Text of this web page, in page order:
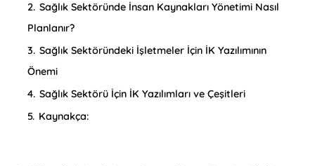
2. Sağlık Sektöründe İnsan Kaynakları Yönetimi Nasıl
Planlanır?
3. Sağlık Sektöründeki İşletmeler İçin İK Yazılımının
Önemi
4. Sağlık Sektörü İçin İK Yazılımları ve Çeşitleri
5. Kaynakça: